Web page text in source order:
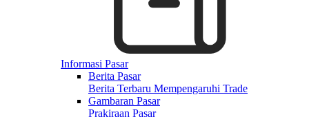
Informasi Pasar
Berita Pasar
Berita Terbaru Mempengaruhi Trade
Gambaran Pasar
Prakiraan Pasar